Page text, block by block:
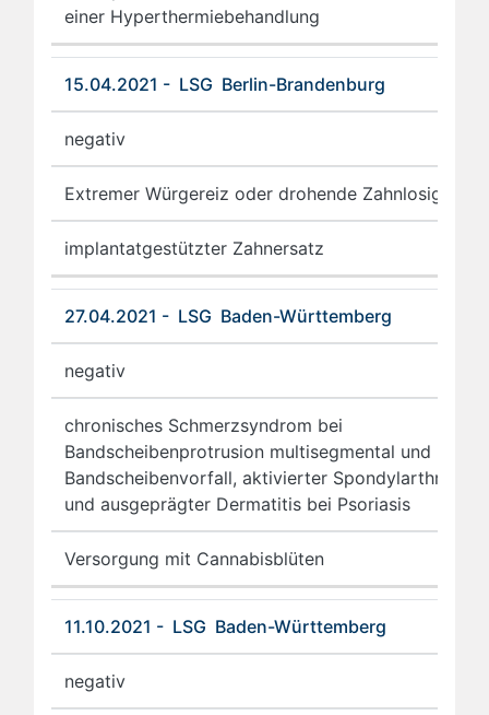
einer Hyperthermiebehandlung
15.04.2021 - LSG Berlin-Brandenburg
negativ
Extremer Würgereiz oder drohende Zahnlosigkeit
implantatgestützter Zahnersatz
27.04.2021 - LSG Baden-Württemberg
negativ
chronisches Schmerzsyndrom bei
Bandscheibenprotrusion multisegmental und
Bandscheibenvorfall, aktivierter Spondylarthrose
und ausgeprägter Dermatitis bei Psoriasis
Versorgung mit Cannabisblüten
11.10.2021 - LSG Baden-Württemberg
negativ